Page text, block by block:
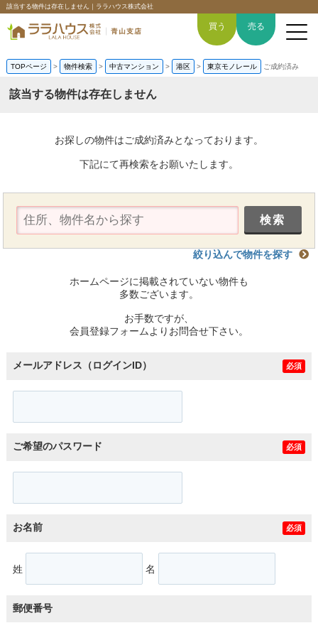
該当する物件は存在しません｜ララハウス株式会社
空間デザイン事例
6つの強み
スタッフ紹介
買う 売る
TOPページ > 物件検索 > 中古マンション > 港区 > 東京モノレール ご成約済み
該当する物件は存在しません
お探しの物件はご成約済みとなっております。
下記にて再検索をお願いたします。
絞り込んで物件を探す
ホームページに掲載されていない物件も
多数ございます。
お手数ですが、
会員登録フォームよりお問合せ下さい。
メールアドレス（ログインID） 必須
ご希望のパスワード 必須
お名前 必須
姓 名
郵便番号